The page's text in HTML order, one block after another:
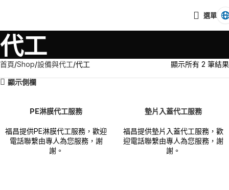
選單
代工
首頁 Shop 設備與代工 代工 顯示所有 2 筆結果
顯示側欄
PE淋膜代工服務
福昌提供PE淋膜代工服務，歡迎
電話聯繫由專人為您服務，謝
謝。
墊片入蓋代工服務
福昌提供墊片入蓋代工服務，歡
迎電話聯繫由專人為您服務，謝
謝。